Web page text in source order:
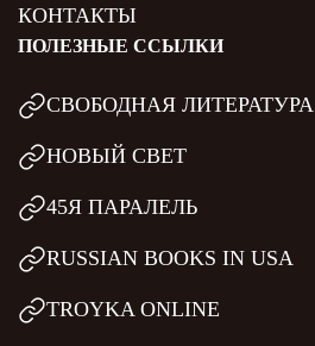
КОНТАКТЫ
ПОЛЕЗНЫЕ ССЫЛКИ
СВОБОДНАЯ ЛИТЕРАТУРА
НОВЫЙ СВЕТ
45Я ПАРАЛЕЛЬ
RUSSIAN BOOKS IN USA
TROYKA ONLINE